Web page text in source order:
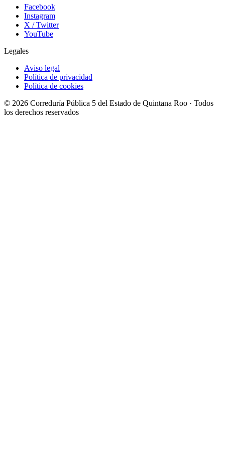
Facebook
Instagram
X / Twitter
YouTube
Legales
Aviso legal
Política de privacidad
Política de cookies
© 2026 Correduría Pública 5 del Estado de Quintana Roo · Todos
los derechos reservados